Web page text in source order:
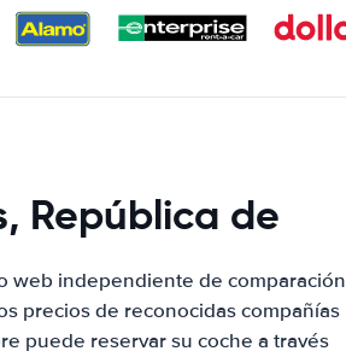
República de
web independiente de comparación
precios de reconocidas compañías
puede reservar su coche a través